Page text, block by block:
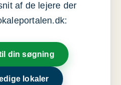
af de lejere der
din søgning
lokaler